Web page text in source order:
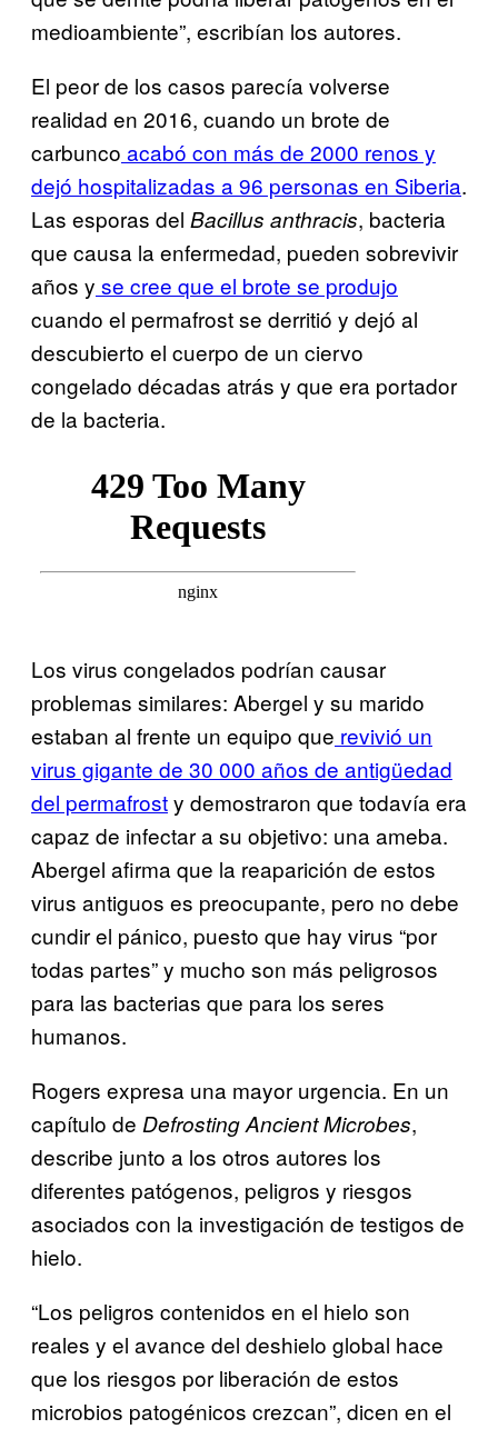
medioambiente”, escribían los autores.
El peor de los casos parecía volverse
realidad en 2016, cuando un brote de
carbunco acabó con más de 2000 renos y
dejó hospitalizadas a 96 personas en Siberia.
Las esporas del Bacillus anthracis, bacteria
que causa la enfermedad, pueden sobrevivir
años y se cree que el brote se produjo
cuando el permafrost se derritió y dejó al
descubierto el cuerpo de un ciervo
congelado décadas atrás y que era portador
de la bacteria.
Los virus congelados podrían causar
problemas similares: Abergel y su marido
estaban al frente un equipo que revivió un
virus gigante de 30 000 años de antigüedad
del permafrosty demostraron que todavía era
capaz de infectar a su objetivo: una ameba.
Abergel afirma que la reaparición de estos
virus antiguos es preocupante, pero no debe
cundir el pánico, puesto que hay virus “por
todas partes” y mucho son más peligrosos
para las bacterias que para los seres
humanos.
Rogers expresa una mayor urgencia. En un
capítulo de Defrosting Ancient Microbes,
describe junto a los otros autores los
diferentes patógenos, peligros y riesgos
asociados con la investigación de testigos de
hielo.
“Los peligros contenidos en el hielo son
reales y el avance del deshielo global hace
que los riesgos por liberación de estos
microbios patogénicos crezcan”, dicen en el